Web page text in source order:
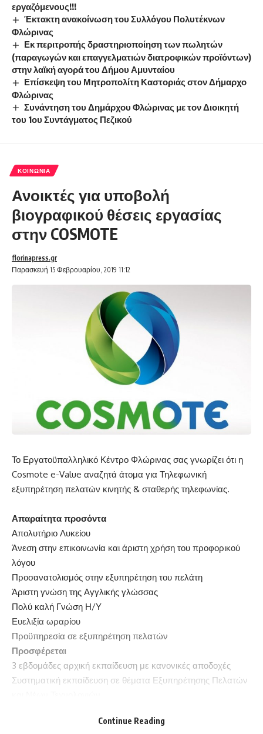
εργαζόμενους!!!
Έκτακτη ανακοίνωση του Συλλόγου Πολυτέκνων
Φλώρινας
Εκ περιτροπής δραστηριοποίηση των πωλητών
(παραγωγών και επαγγελματιών διατροφικών προϊόντων)
στην λαϊκή αγορά του Δήμου Αμυνταίου
Επίσκεψη του Μητροπολίτη Καστοριάς στον Δήμαρχο
Φλώρινας
Συνάντηση του Δημάρχου Φλώρινας με τον Διοικητή
του 1ου Συντάγματος Πεζικού
ΚΟΙΝΩΝΊΑ
Ανοικτές για υποβολή
βιογραφικού θέσεις εργασίας
στην COSMOTE
Παρασκευή 15 Φεβρουαρίου, 2019 11:12
florinapress.gr
Το Εργατοϋπαλληλικό Κέντρο Φλώρινας σας γνωρίζει ότι η
Cosmote e-Value αναζητά άτομα για Τηλεφωνική
εξυπηρέτηση πελατών κινητής & σταθερής τηλεφωνίας.
Απαραίτητα προσόντα
Απολυτήριο Λυκείου
Άνεση στην επικοινωνία και άριστη χρήση του προφορικού
λόγου
Προσανατολισμός στην εξυπηρέτηση του πελάτη
Άριστη γνώση της Αγγλικής γλώσσας
Πολύ καλή Γνώση Η/Υ
Ευελιξία ωραρίου
Προϋπηρεσία σε εξυπηρέτηση πελατών
Προσφέρεται
3 εβδομάδες αρχική εκπαίδευση με κανονικές αποδοχές
Συστηματική εκπαίδευση σε θέματα Εξυπηρέτησης Πελατών
Continue Reading